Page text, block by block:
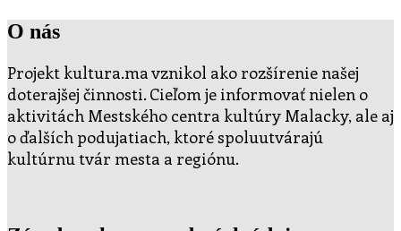
O nás
Projekt kultura.ma vznikol ako rozšírenie našej
doterajšej činnosti. Cieľom je informovať nielen o
aktivitách Mestského centra kultúry Malacky, ale aj
o ďalších podujatiach, ktoré spoluutvárajú
kultúrnu tvár mesta a regiónu.